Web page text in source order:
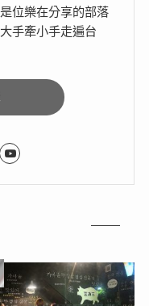
位樂在分享的部落
手牽小手走遍台